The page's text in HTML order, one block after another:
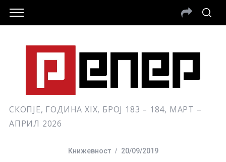
СКОПЈЕ, ГОДИНА XIX, БРОЈ 183 – 184, МАРТ –
АПРИЛ 2026
Книжевност 20/09/2019